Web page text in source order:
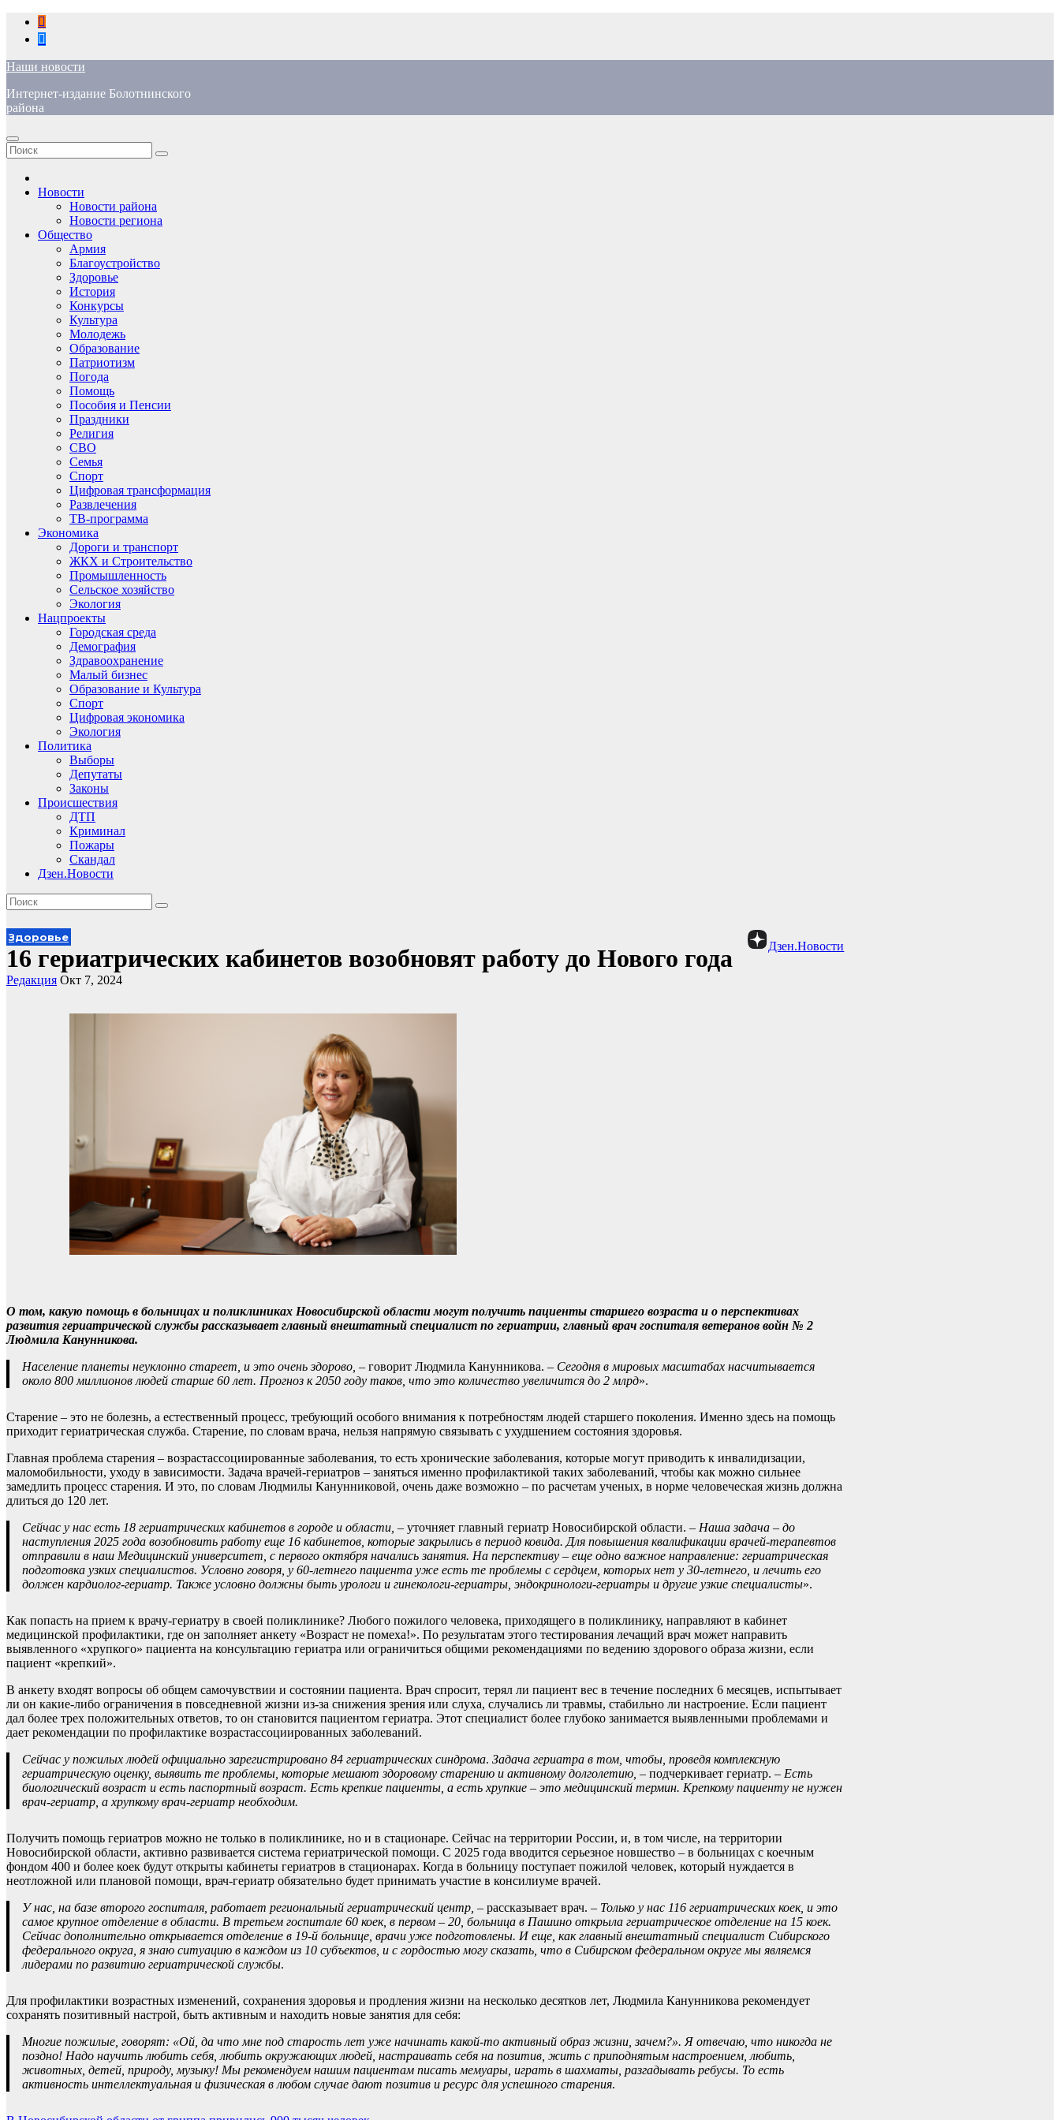
Перейти
содержимому
Наши новости
Интернет-издание Болотнинского
района
Новости
Новости района
Новости региона
Общество
Армия
Благоустройство
Здоровье
История
Конкурсы
Культура
Молодежь
Образование
Патриотизм
Погода
Помощь
Пособия и Пенсии
Праздники
Религия
СВО
Семья
Спорт
Цифровая трансформация
Развлечения
ТВ-программа
Экономика
Дороги и транспорт
ЖКХ и Строительство
Промышленность
Сельское хозяйство
Экология
Нацпроекты
Городская среда
Демография
Здравоохранение
Малый бизнес
Образование и Культура
Спорт
Цифровая экономика
Экология
Политика
Выборы
Депутаты
Законы
Происшествия
ДТП
Криминал
Пожары
Скандал
Дзен.Новости
Дзен.Новости
Здоровье
16 гериатрических кабинетов возобновят работу до Нового года
Редакция Окт 7, 2024
О том, какую помощь в больницах и поликлиниках Новосибирской области могут получить пациенты старшего возраста и о перспективах
развития гериатрической службы рассказывает главный внештатный специалист по гериатрии, главный врач госпиталя ветеранов войн № 2
Людмила Канунникова.
Население планеты неуклонно стареет, и это очень здорово, – говорит Людмила Канунникова. – Сегодня в мировых масштабах насчитывается
около 800 миллионов людей старше 60 лет. Прогноз к 2050 году таков, что это количество увеличится до 2 млрд».
Старение – это не болезнь, а естественный процесс, требующий особого внимания к потребностям людей старшего поколения. Именно здесь на помощь
приходит гериатрическая служба. Старение, по словам врача, нельзя напрямую связывать с ухудшением состояния здоровья.
Главная проблема старения – возрастассоциированные заболевания, то есть хронические заболевания, которые могут приводить к инвалидизации,
маломобильности, уходу в зависимости. Задача врачей-гериатров – заняться именно профилактикой таких заболеваний, чтобы как можно сильнее
замедлить процесс старения. И это, по словам Людмилы Канунниковой, очень даже возможно – по расчетам ученых, в норме человеческая жизнь должна
длиться до 120 лет.
Сейчас у нас есть 18 гериатрических кабинетов в городе и области, – уточняет главный гериатр Новосибирской области. – Наша задача – до
наступления 2025 года возобновить работу еще 16 кабинетов, которые закрылись в период ковида. Для повышения квалификации врачей-терапевтов
отправили в наш Медицинский университет, с первого октября начались занятия. На перспективу – еще одно важное направление: гериатрическая
подготовка узких специалистов. Условно говоря, у 60-летнего пациента уже есть те проблемы с сердцем, которых нет у 30-летнего, и лечить его
должен кардиолог-гериатр. Также условно должны быть урологи и гинекологи-гериатры, эндокринологи-гериатры и другие узкие специалисты».
Как попасть на прием к врачу-гериатру в своей поликлинике? Любого пожилого человека, приходящего в поликлинику, направляют в кабинет
медицинской профилактики, где он заполняет анкету «Возраст не помеха!». По результатам этого тестирования лечащий врач может направить
выявленного «хрупкого» пациента на консультацию гериатра или ограничиться общими рекомендациями по ведению здорового образа жизни, если
пациент «крепкий».
В анкету входят вопросы об общем самочувствии и состоянии пациента. Врач спросит, терял ли пациент вес в течение последних 6 месяцев, испытывает
ли он какие-либо ограничения в повседневной жизни из-за снижения зрения или слуха, случались ли травмы, стабильно ли настроение. Если пациент
дал более трех положительных ответов, то он становится пациентом гериатра. Этот специалист более глубоко занимается выявленными проблемами и
дает рекомендации по профилактике возрастассоциированных заболеваний.
Сейчас у пожилых людей официально зарегистрировано 84 гериатрических синдрома. Задача гериатра в том, чтобы, проведя комплексную
гериатрическую оценку, выявить те проблемы, которые мешают здоровому старению и активному долголетию, – подчеркивает гериатр. – Есть
биологический возраст и есть паспортный возраст. Есть крепкие пациенты, а есть хрупкие – это медицинский термин. Крепкому пациенту не нужен
врач-гериатр, а хрупкому врач-гериатр необходим.
Получить помощь гериатров можно не только в поликлинике, но и в стационаре. Сейчас на территории России, и, в том числе, на территории
Новосибирской области, активно развивается система гериатрической помощи. С 2025 года вводится серьезное новшество – в больницах с коечным
фондом 400 и более коек будут открыты кабинеты гериатров в стационарах. Когда в больницу поступает пожилой человек, который нуждается в
неотложной или плановой помощи, врач-гериатр обязательно будет принимать участие в консилиуме врачей.
У нас, на базе второго госпиталя, работает региональный гериатрический центр, – рассказывает врач. – Только у нас 116 гериатрических коек, и это
самое крупное отделение в области. В третьем госпитале 60 коек, в первом – 20, больница в Пашино открыла гериатрическое отделение на 15 коек.
Сейчас дополнительно открывается отделение в 19-й больнице, врачи уже подготовлены. И еще, как главный внештатный специалист Сибирского
федерального округа, я знаю ситуацию в каждом из 10 субъектов, и с гордостью могу сказать, что в Сибирском федеральном округе мы являемся
лидерами по развитию гериатрической службы.
Для профилактики возрастных изменений, сохранения здоровья и продления жизни на несколько десятков лет, Людмила Канунникова рекомендует
сохранять позитивный настрой, быть активным и находить новые занятия для себя:
Многие пожилые, говорят: «Ой, да что мне под старость лет уже начинать какой-то активный образ жизни, зачем?». Я отвечаю, что никогда не
поздно! Надо научить любить себя, любить окружающих людей, настраивать себя на позитив, жить с приподнятым настроением, любить,
животных, детей, природу, музыку! Мы рекомендуем нашим пациентам писать мемуары, играть в шахматы, разгадывать ребусы. То есть
активность интеллектуальная и физическая в любом случае дают позитив и ресурс для успешного старения.